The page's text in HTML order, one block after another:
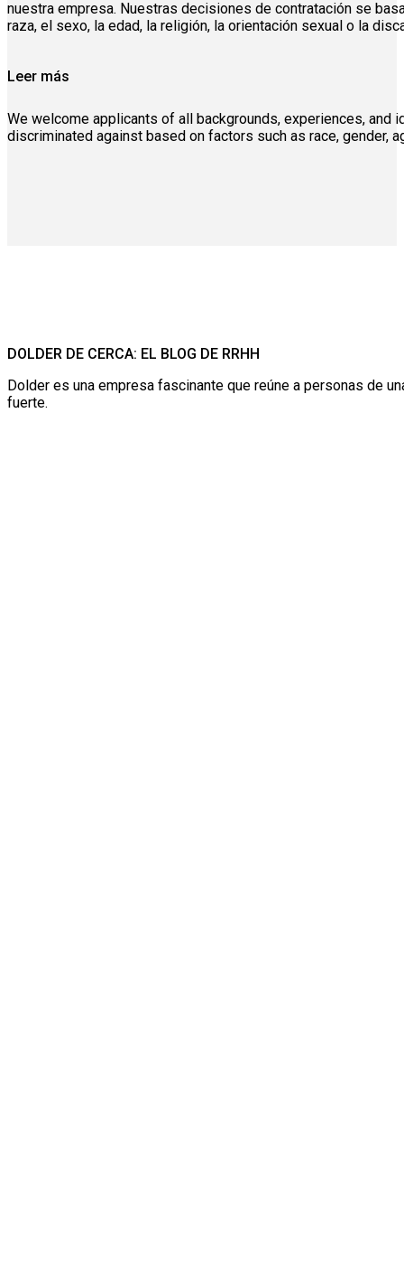
nuestra empresa. Nuestras decisiones de contratación se
raza, el sexo, la edad, la religión, la orientación sexual o la
Leer más
We welcome applicants of all backgrounds, experiences,
discriminated against based on factors such as race, gender,
DOLDER DE CERCA: EL BLOG DE RRHH
Dolder es una empresa fascinante que reúne a personas de
fuerte.